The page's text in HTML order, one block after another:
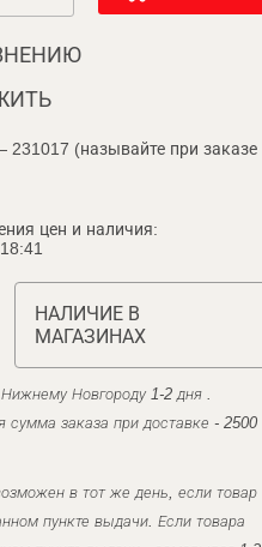
231017 (называйте при заказе
цен и наличия:
НАЛИЧИЕ В
МАГАЗИНАХ
Новгороду 1-2 дня .
сумма заказа при доставке - 2500
в тот же день, если товар
пункте выдачи. Если товара